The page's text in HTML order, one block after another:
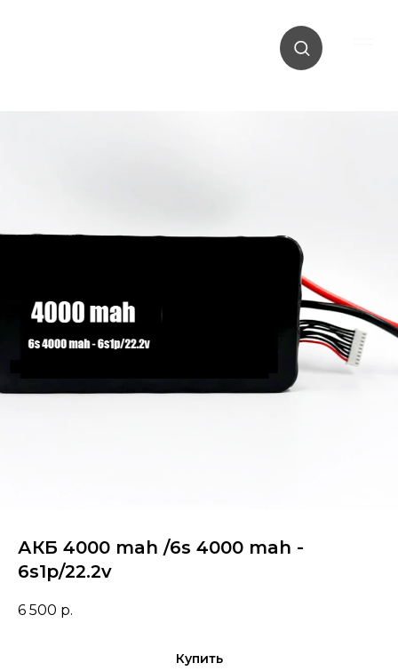
АКБ 4000 mah /6s 4000 mah -
6s1p/22.2v
6 500 р.
Купить